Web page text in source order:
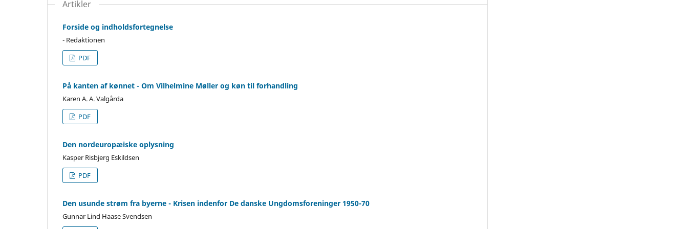
Artikler
Forside og indholdsfortegnelse
- Redaktionen
PDF
På kanten af kønnet - Om Vilhelmine Møller og køn til forhandling
Karen A. A. Valgårda
PDF
Den nordeuropæiske oplysning
Kasper Risbjerg Eskildsen
PDF
Den usunde strøm fra byerne - Krisen indenfor De danske Ungdomsforeninger 1950-70
Gunnar Lind Haase Svendsen